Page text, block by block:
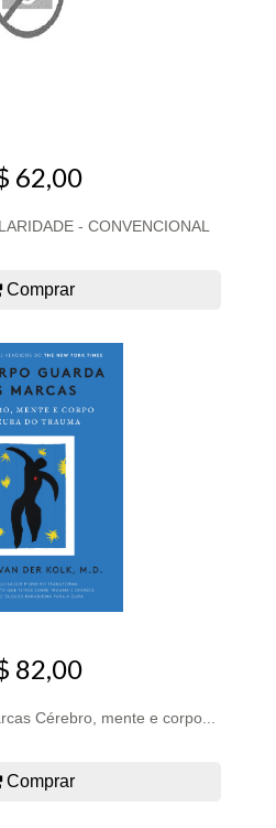
62,00
- CONVENCIONAL
Comprar
82,00
Cérebro, mente e corpo...
Comprar